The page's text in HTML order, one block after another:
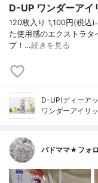
D-UP ワンダーア
120枚入り 1,100円(税込
た使用感のエクストラ
プ！…続きを見る
D-UP(ディーア
ワンダーアイリ
バドママ★フォ